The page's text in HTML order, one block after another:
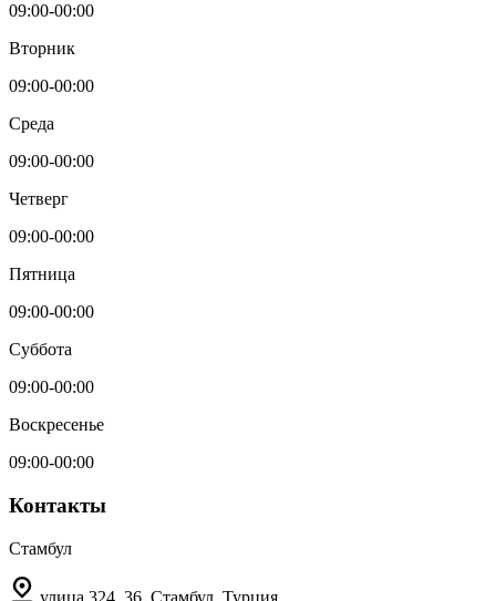
09:00-00:00
Вторник
09:00-00:00
Среда
09:00-00:00
Четверг
09:00-00:00
Пятница
09:00-00:00
Суббота
09:00-00:00
Воскресенье
09:00-00:00
Контакты
Стамбул
улица 324, 36, Стамбул, Турция